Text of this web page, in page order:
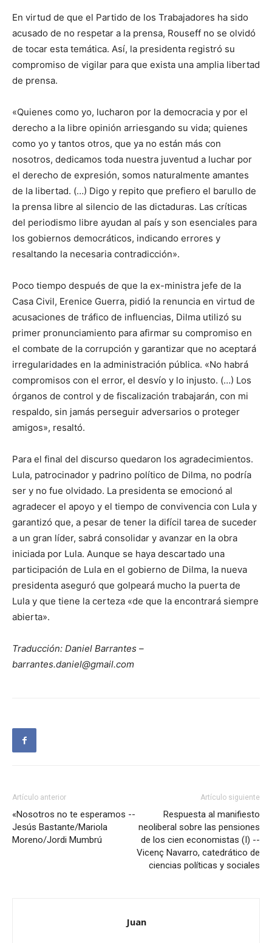
En virtud de que el Partido de los Trabajadores ha sido
acusado de no respetar a la prensa, Rouseff no se olvidó
de tocar esta temática. Así, la presidenta registró su
compromiso de vigilar para que exista una amplia libertad
de prensa.
«Quienes como yo, lucharon por la democracia y por el
derecho a la libre opinión arriesgando su vida; quienes
como yo y tantos otros, que ya no están más con
nosotros, dedicamos toda nuestra juventud a luchar por
el derecho de expresión, somos naturalmente amantes
de la libertad. (…) Digo y repito que prefiero el barullo de
la prensa libre al silencio de las dictaduras. Las críticas
del periodismo libre ayudan al país y son esenciales para
los gobiernos democráticos, indicando errores y
resaltando la necesaria contradicción».
Poco tiempo después de que la ex-ministra jefe de la
Casa Civil, Erenice Guerra, pidió la renuncia en virtud de
acusaciones de tráfico de influencias, Dilma utilizó su
primer pronunciamiento para afirmar su compromiso en
el combate de la corrupción y garantizar que no aceptará
irregularidades en la administración pública. «No habrá
compromisos con el error, el desvío y lo injusto. (…) Los
órganos de control y de fiscalización trabajarán, con mi
respaldo, sin jamás perseguir adversarios o proteger
amigos», resaltó.
Para el final del discurso quedaron los agradecimientos.
Lula, patrocinador y padrino político de Dilma, no podría
ser y no fue olvidado. La presidenta se emocionó al
agradecer el apoyo y el tiempo de convivencia con Lula y
garantizó que, a pesar de tener la difícil tarea de suceder
a un gran líder, sabrá consolidar y avanzar en la obra
iniciada por Lula. Aunque se haya descartado una
participación de Lula en el gobierno de Dilma, la nueva
presidenta aseguró que golpeará mucho la puerta de
Lula y que tiene la certeza «de que la encontrará siempre
abierta».
Traducción: Daniel Barrantes –
barrantes.daniel@gmail.com
Artículo anterior
«Nosotros no te esperamos --
Jesús Bastante/Mariola
Moreno/Jordi Mumbrú
Artículo siguiente
Respuesta al manifiesto
neoliberal sobre las pensiones
de los cien economistas (I) --
Vicenç Navarro, catedrático de
ciencias políticas y sociales
Juan